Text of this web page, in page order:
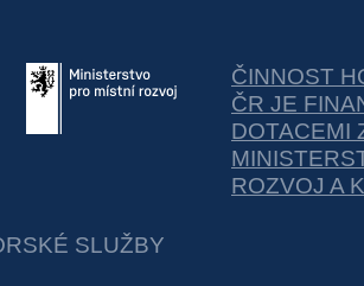
ČINNOST
ČR JE
DOTACEMI
ROZVOJ A
SLUŽBY